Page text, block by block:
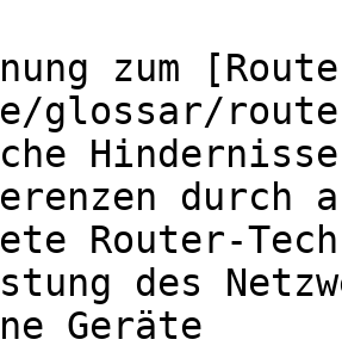
zum
glossar/
durch
Router-
des
Geräte